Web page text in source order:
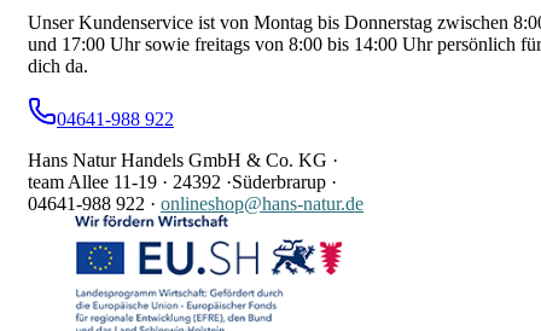
Unser Kundenservice ist von Montag bis Donnerstag zwischen
und 17:00 Uhr sowie freitags von 8:00 bis 14:00 Uhr persönlich für
dich da.
04641-988 922
Hans Natur Handels GmbH & Co. KG ·
team Allee 11-19 · 24392 ·Süderbrarup ·
04641-988 922 · onlineshop@hans-natur.de